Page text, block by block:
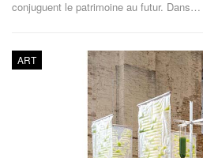
conjuguent le patrimoine au futur. Dans…
ART